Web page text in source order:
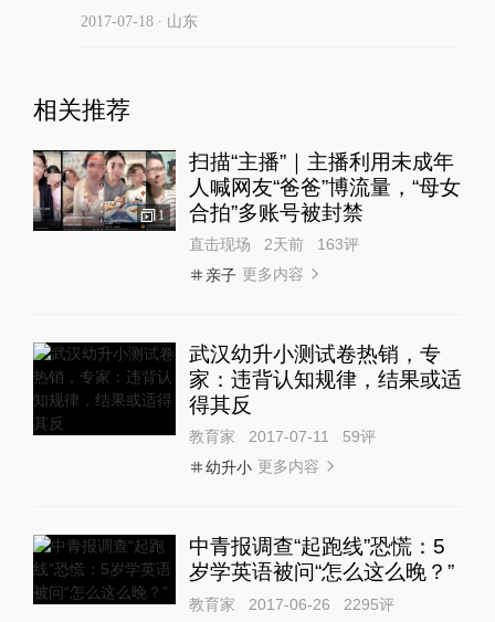
2017-07-18∙ 山东
相关推荐
1
扫描“主播”｜主播利用未成年
人喊网友“爸爸”博流量，“母女
合拍”多账号被封禁
直击现场 2天前 163评
亲子 更多内容
武汉幼升小测试卷热销，专
家：违背认知规律，结果或适
得其反
教育家 2017-07-11 59评
幼升小 更多内容
中青报调查“起跑线”恐慌：5
岁学英语被问“怎么这么晚？”
教育家 2017-06-26 2295评